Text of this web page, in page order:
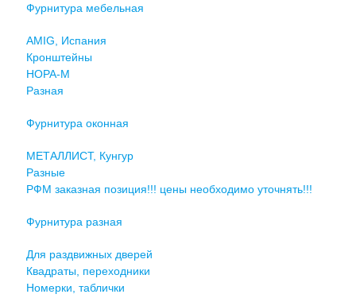
Фурнитура мебельная
AMIG, Испания
Кронштейны
НОРА-М
Разная
Фурнитура оконная
МЕТАЛЛИСТ, Кунгур
Разные
РФМ заказная позиция!!! цены необходимо уточнять!!!
Фурнитура разная
Для раздвижных дверей
Квадраты, переходники
Номерки, таблички